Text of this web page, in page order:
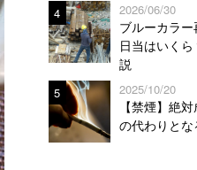
4 2026/06/30
ブルーカラ
日当はいく
説
5 2025/10/20
【禁煙】絶
の代わりと